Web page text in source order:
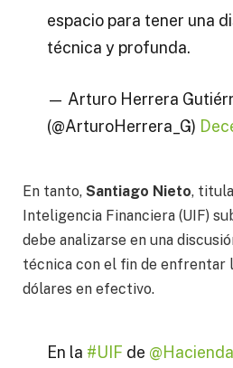
espacio para tener una
técnica y profunda.
— Arturo Herrera
(@ArturoHerrera_G)
En tanto, Santiago Nieto,
Inteligencia Financiera (UIF)
debe analizarse en una
técnica con el fin de enfrentar
dólares en efectivo.
En la #UIF de